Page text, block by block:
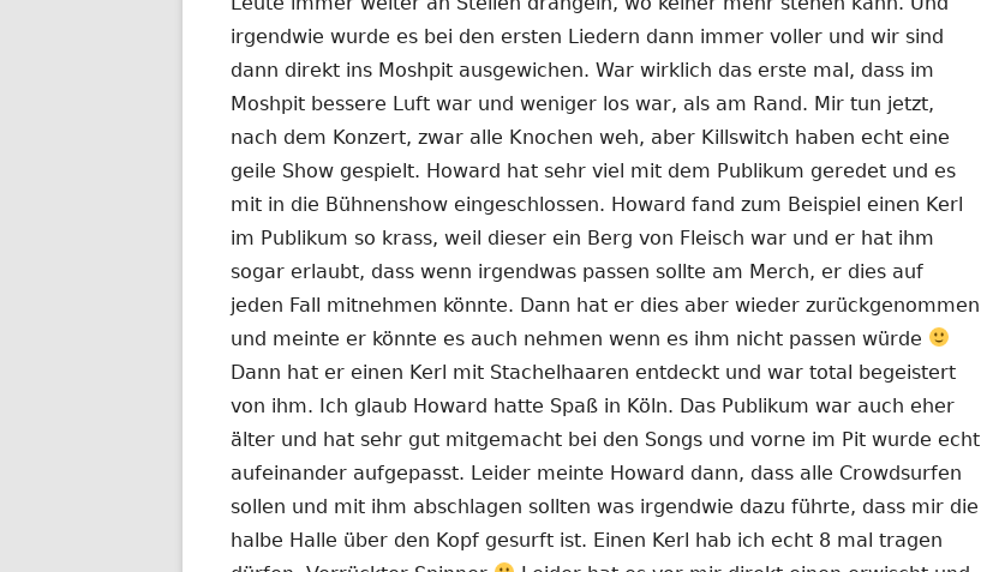
irgendwie wurde es bei den ersten Liedern dann immer voller und wir sind
dann direkt ins Moshpit ausgewichen. War wirklich das erste mal, dass im
Moshpit bessere Luft war und weniger los war, als am Rand. Mir tun jetzt,
nach dem Konzert, zwar alle Knochen weh, aber Killswitch haben echt eine
geile Show gespielt. Howard hat sehr viel mit dem Publikum geredet und es
mit in die Bühnenshow eingeschlossen. Howard fand zum Beispiel einen Kerl
im Publikum so krass, weil dieser ein Berg von Fleisch war und er hat ihm
sogar erlaubt, dass wenn irgendwas passen sollte am Merch, er dies auf
jeden Fall mitnehmen könnte. Dann hat er dies aber wieder zurückgenommen
und meinte er könnte es auch nehmen wenn es ihm nicht passen würde
Dann hat er einen Kerl mit Stachelhaaren entdeckt und war total begeistert
von ihm. Ich glaub Howard hatte Spaß in Köln. Das Publikum war auch eher
älter und hat sehr gut mitgemacht bei den Songs und vorne im Pit wurde echt
aufeinander aufgepasst. Leider meinte Howard dann, dass alle Crowdsurfen
sollen und mit ihm abschlagen sollten was irgendwie dazu führte, dass mir die
halbe Halle über den Kopf gesurft ist. Einen Kerl hab ich echt 8 mal tragen